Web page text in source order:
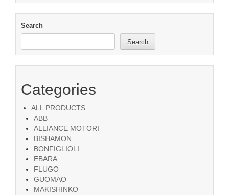
Search
Search
Categories
ALL PRODUCTS
ABB
ALLIANCE MOTORI
BISHAMON
BONFIGLIOLI
EBARA
FLUGO
GUOMAO
MAKISHINKO